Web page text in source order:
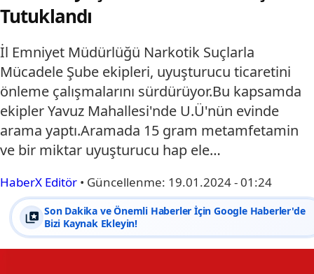
Tutuklandı
İl Emniyet Müdürlüğü Narkotik Suçlarla
Mücadele Şube ekipleri, uyuşturucu ticaretini
önleme çalışmalarını sürdürüyor.Bu kapsamda
ekipler Yavuz Mahallesi'nde U.Ü'nün evinde
arama yaptı.Aramada 15 gram metamfetamin
ve bir miktar uyuşturucu hap ele…
HaberX Editör • Güncellenme: 19.01.2024 - 01:24
Son Dakika ve Önemli Haberler İçin Google Haberler'de
Bizi Kaynak Ekleyin!